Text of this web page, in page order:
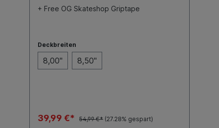
+ Free OG Skateshop Griptape
Deckbreiten
8,00" 8,50"
39,99 €* 54,99 €* (27.28% gespart)